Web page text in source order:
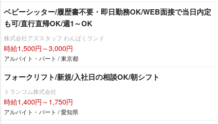
ベビーシッター/履歴書不要・即日勤務OK/WEB面接で当日内定
も可/直行直帰OK/週1～OK
株式会社アズスタッフ わんぱくランド
時給1,500円～3,000円
アルバイト・パート / 東京都
フォークリフト/新規/入社日の相談OK/朝シフト
トランコム株式会社
時給1,400円～1,750円
アルバイト・パート / 愛知県